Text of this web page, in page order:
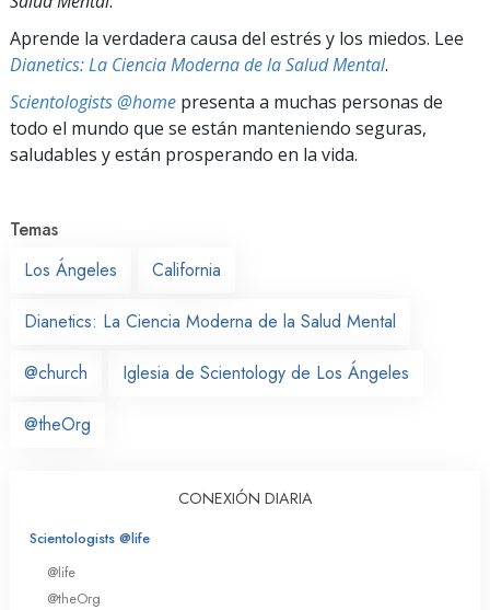
Aprende la verdadera causa del estrés y los miedos. Lee
Dianetics: La Ciencia Moderna de la Salud Mental.
Scientologists @home presenta a muchas personas de
todo el mundo que se están manteniendo seguras,
saludables y están prosperando en la vida.
Temas
Los Ángeles
California
Dianetics: La Ciencia Moderna de la Salud Mental
@church Iglesia de Scientology de Los Ángeles
@theOrg
CONEXIÓN DIARIA
Scientologists @life
@life
@theOrg